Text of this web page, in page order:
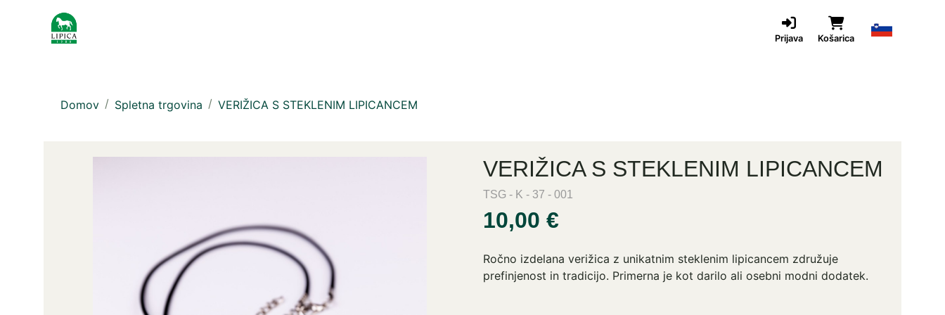
Prijava Košarica
Domov Spletna trgovina VERIŽICA S STEKLENIM LIPICANCEM
VERIŽICA S STEKLENIM LIPICANCEM
TSG - K - 37 - 001
10,00 €
Ročno izdelana verižica z unikatnim steklenim lipicancem združuje
prefinjenost in tradicijo. Primerna je kot darilo ali osebni modni dodatek.